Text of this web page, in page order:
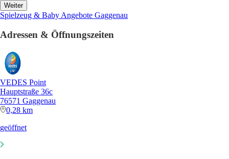
Weiter
Spielzeug & Baby Angebote Gaggenau
Adressen & Öffnungszeiten
VEDES Point
Hauptstraße 36c
76571 Gaggenau
0,28 km
geöffnet